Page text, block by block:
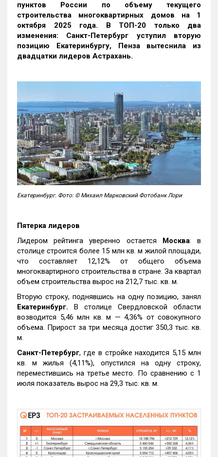
пунктов России по объему текущего
строительства многоквартирных домов на 1
октября 2025 года. В ТОП-20 только два
изменения: Санкт-Петербург уступил вторую
позицию Екатеринбургу, Пенза вытеснила из
двадцатки лидеров Астрахань.
Екатеринбург. Фото: © Михаил Марковский Фотобанк Лори
Пятерка лидеров
Лидером рейтинга уверенно остается
Москва: в
столице строится более 15 млн кв. м жилой площади,
что составляет 12,12% от общего объема
многоквартирного строительства в стране. За квартал
объем строительства вырос на 212,7 тыс. кв. м.
Вторую строку, поднявшись на одну позицию, занял
Екатеринбург.
В столице Свердловской области
возводится 5,46 млн кв. м — 4,36% от совокупного
объема. Прирост за три месяца достиг 350,3 тыс. кв.
м.
Санкт-Петербург, где в стройке находится 5,15 млн
кв. м жилья (4,11%), опустился на одну строку,
переместившись на третье место. По сравнению с 1
июля показатель вырос на 29,3 тыс. кв. м.